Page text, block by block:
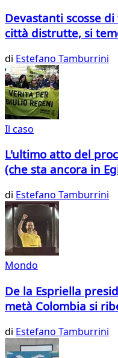
Devastanti scosse
città distrutte, si
di Estefano Tamburrini
Il caso
L'ultimo atto del
(che sta ancora in
di Estefano Tamburrini
Mondo
De la Espriella
metà Colombia si
di Estefano Tamburrini